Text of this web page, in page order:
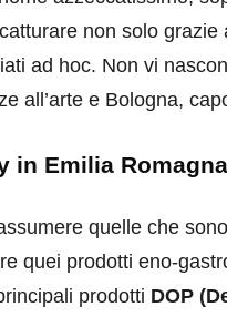
non solo
ad hoc. Non vi
all’arte e Bologna,
in Emilia
quelle che
quei prodotti eno-
prodotti DOP